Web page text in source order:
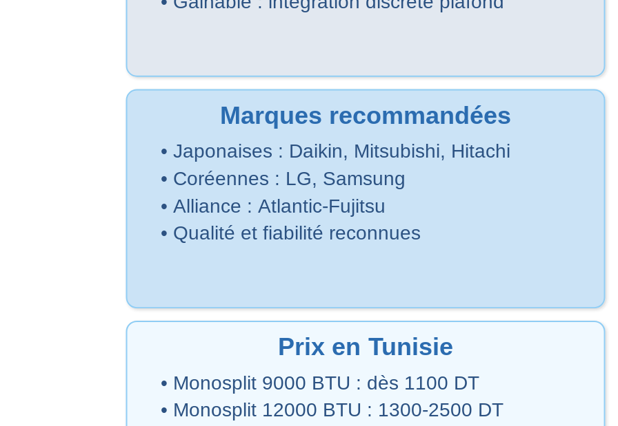
Marques recommandées
• Japonaises : Daikin, Mitsubishi, Hitachi
• Coréennes : LG, Samsung
• Alliance : Atlantic-Fujitsu
• Qualité et fiabilité reconnues
Prix en Tunisie
• Monosplit 9000 BTU : dès 1100 DT
• Monosplit 12000 BTU : 1300-2500 DT